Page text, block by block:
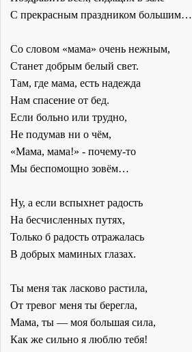
С прекрасным праздником большим…
Со словом «мама» очень нежным,
Станет добрым белый свет.
Там, где мама, есть надежда
Нам спасение от бед.
Если больно или трудно,
Не подумав ни о чём,
«Мама, мама!» - почему-то
Мы беспомощно зовём…
Ну, а если вспыхнет радость
На бесчисленных путях,
Только б радость отражалась
В добрых маминых глазах.
Ты меня так ласково растила,
От тревог меня ты берегла,
Мама, ты — моя большая сила,
Как же сильно я люблю тебя!